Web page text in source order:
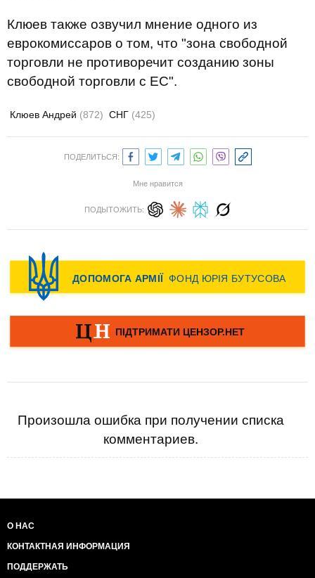
Клюев также озвучил мнение одного из
еврокомиссаров о том, что "зона свободной
торговли не противоречит созданию зоны
свободной торговли с ЕС".
Клюев Андрей (872) СНГ (425)
ПОДЕЛИТЬСЯ:
Мне нравится
ПОДЫТОЖИТЬ:
Произошла ошибка при получении списка
комментариев.
О НАС
КОНТАКТНАЯ ИНФОРМАЦИЯ
ПОДДЕРЖАТЬ